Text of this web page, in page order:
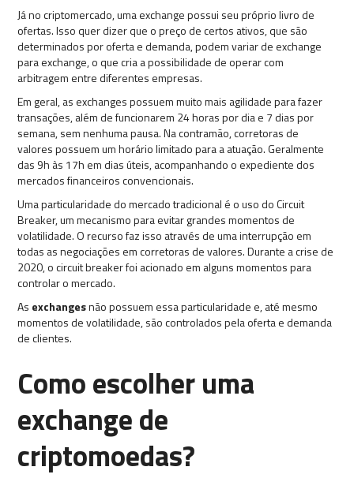
Já no criptomercado, uma exchange possui seu próprio livro de
ofertas. Isso quer dizer que o preço de certos ativos, que são
determinados por oferta e demanda, podem variar de exchange
para exchange, o que cria a possibilidade de operar com
arbitragem entre diferentes empresas.
Em geral, as exchanges possuem muito mais agilidade para fazer
transações, além de funcionarem 24 horas por dia e 7 dias por
semana, sem nenhuma pausa. Na contramão, corretoras de
valores possuem um horário limitado para a atuação. Geralmente
das 9h às 17h em dias úteis, acompanhando o expediente dos
mercados financeiros convencionais.
Uma particularidade do mercado tradicional é o uso do Circuit
Breaker, um mecanismo para evitar grandes momentos de
volatilidade. O recurso faz isso através de uma interrupção em
todas as negociações em corretoras de valores. Durante a crise de
2020, o circuit breaker foi acionado em alguns momentos para
controlar o mercado.
As exchangesnão possuem essa particularidade e, até mesmo
momentos de volatilidade, são controlados pela oferta e demanda
de clientes.
Como escolher uma
exchange de
criptomoedas?